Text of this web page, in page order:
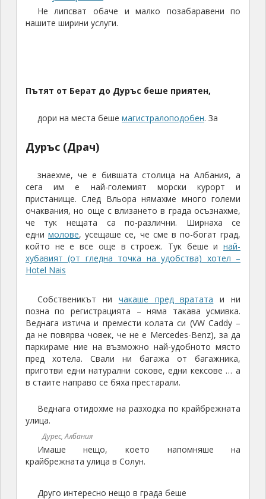
дори на места беше магистралоподобен
пристанище. След Вльора нямахме много големи
очаквания, но още с влизането в града осъзнахме,
еднимолове, усещаше се, че сме в по-богат град,
хубавият (от гледна точка на удобства) хотел –
Собственикът ничакаше пред врататаи ни
позна по регистрацията – няма такава усмивка.
Веднага изтича и премести колата си (VW Caddy –
да не повярва човек, че не е Mercedes-Benz), за да
паркираме ние на възможно най-удобното място
пред хотела. Свали ни багажа от багажника,
приготви едни натурални сокове, едни кексове … а
в стаите направо се бяха престарали.
Веднага отидохме на разходка по крайбрежната
улица.
Дурес, Албания
Имаше нещо, което напомняше на
крайбрежната улица в Солун.
Друго интересно нещо в града беше
амфитеатърът,
който е един от най-големите, които съм
виждал, съизмерим (по мащаби, не по запазеност)
много повече с Колизеума, отколкото с античния
Амфитеатърът в Дуре